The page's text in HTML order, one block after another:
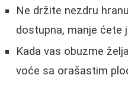
Ne držite nezdru
dostupna, manje ćete
Kada vas obuzme
voće sa orašastim